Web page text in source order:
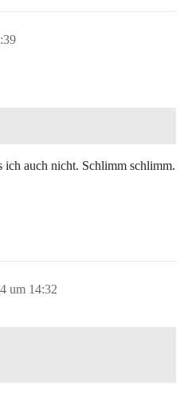
ich auch nicht. Schlimm schlimm.
um 14:32